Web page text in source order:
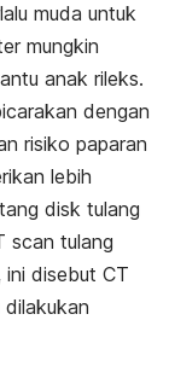
muda untuk
mungkin
anak rileks.
dengan
risiko paparan
lebih
disk tulang
scan tulang
ini disebut CT